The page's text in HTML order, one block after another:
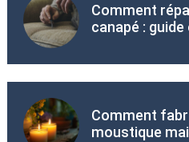
Comment
canapé :
Comment
moustique